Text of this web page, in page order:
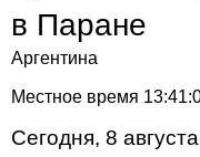
в Паране
Аргентина
Местное время
Сегодня, 8 августа